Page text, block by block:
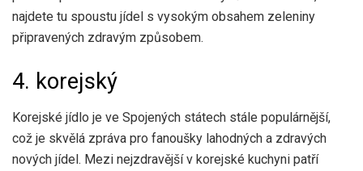
najdete tu spoustu jídel s vysokým obsahem zeleniny
připravených zdravým způsobem.
4. korejský
Korejské jídlo je ve Spojených státech stále populárnější,
což je skvělá zpráva pro fanoušky lahodných a zdravých
nových jídel. Mezi nejzdravější v korejské kuchyni patří